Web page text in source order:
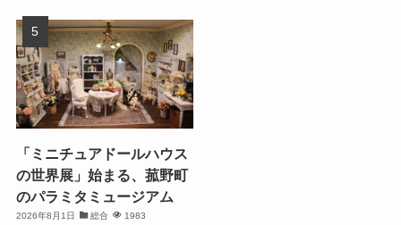
「ミニチュアドールハウス
の世界展」始まる、菰野町
のパラミタミュージアム
2026年8月1日 総合 1983